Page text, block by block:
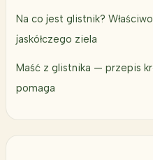
Na co jest glistnik?
jaskółczego ziela
Maść z glistnika — przepis
pomaga